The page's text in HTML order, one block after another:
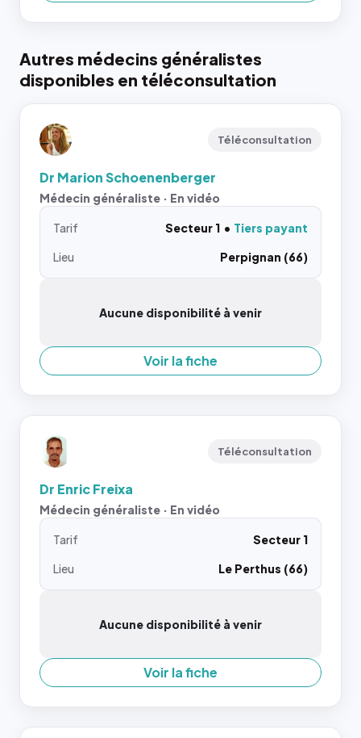
Autres médecins généralistes
disponibles en téléconsultation
Téléconsultation
Dr Marion Schoenenberger
Médecin généraliste · En vidéo
Tarif Secteur 1
Tiers payant
Lieu
Perpignan (66)
Aucune disponibilité à venir
Voir la fiche
Téléconsultation
Dr Enric Freixa
Médecin généraliste · En vidéo
Tarif
Secteur 1
Lieu
Le Perthus (66)
Aucune disponibilité à venir
Voir la fiche